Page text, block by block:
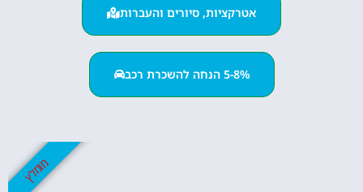
אטרקציות, סיורים והעברות
5-8% הנחה להשכרת רכב
מומלץ